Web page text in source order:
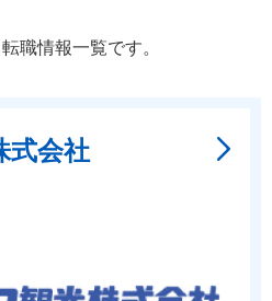
職情報一覧です。
式会社